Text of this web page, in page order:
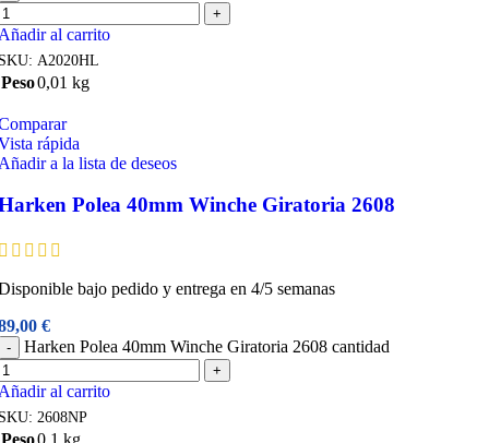
+
al carrito
A2020HL
Peso0,01 kg
rápida
a la lista de deseos
Polea 40mm Winche Giratoria 2608
bajo pedido y entrega en 4/5 semanas
€
- Harken Polea 40mm Winche Giratoria 2608 cantidad
+
al carrito
2608NP